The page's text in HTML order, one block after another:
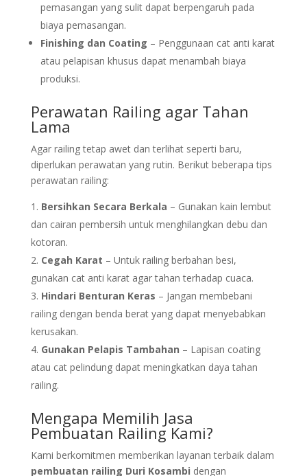
pemasangan yang sulit dapat berpengaruh pada
biaya pemasangan.
Finishing dan Coating – Penggunaan cat anti karat
atau pelapisan khusus dapat menambah biaya
produksi.
Perawatan Railing agar Tahan
Lama
Agar railing tetap awet dan terlihat seperti baru,
diperlukan perawatan yang rutin. Berikut beberapa tips
perawatan railing:
Bersihkan Secara Berkala – Gunakan kain lembut
dan cairan pembersih untuk menghilangkan debu dan
kotoran.
Cegah Karat – Untuk railing berbahan besi,
gunakan cat anti karat agar tahan terhadap cuaca.
Hindari Benturan Keras – Jangan membebani
railing dengan benda berat yang dapat menyebabkan
kerusakan.
Gunakan Pelapis Tambahan – Lapisan coating
atau cat pelindung dapat meningkatkan daya tahan
railing.
Mengapa Memilih Jasa
Pembuatan Railing Kami?
Kami berkomitmen memberikan layanan terbaik dalam
pembuatan railing Duri Kosambi dengan